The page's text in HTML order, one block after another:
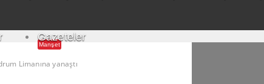
Gazeteler
Manşet
Limanına yanaştı